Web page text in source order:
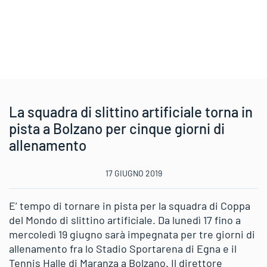
La squadra di slittino artificiale torna in
pista a Bolzano per cinque giorni di
allenamento
17 GIUGNO 2019
E’ tempo di tornare in pista per la squadra di Coppa
del Mondo di slittino artificiale. Da lunedì 17 fino a
mercoledì 19 giugno sarà impegnata per tre giorni di
allenamento fra lo Stadio Sportarena di Egna e il
Tennis Halle di Maranza a Bolzano. Il direttore